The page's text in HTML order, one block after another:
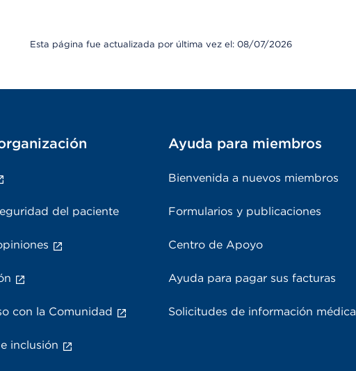
Esta página fue actualizada por última vez el: 08/07/2026
del paciente
con la Comunidad
inclusión
Ayuda para miembros
Bienvenida a nuevos miembros
Formularios y publicaciones
Centro de Apoyo
Ayuda para pagar sus facturas
Solicitudes de información médica